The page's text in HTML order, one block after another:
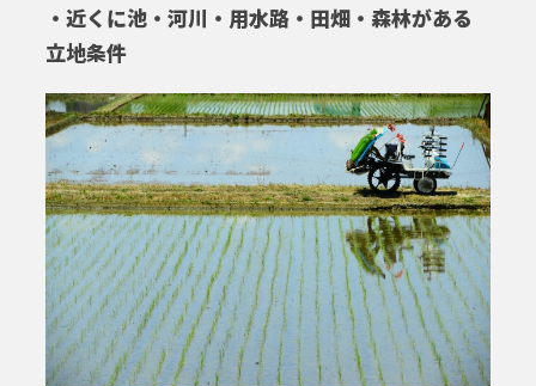
・近くに池・河川・用水路・田畑・森林がある
立地条件